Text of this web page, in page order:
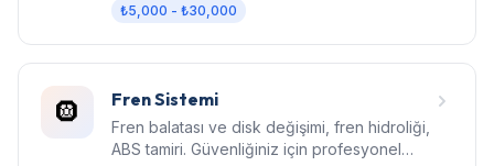
₺5,000 - ₺30,000
🛞 Fren Sistemi
Fren balatası ve disk değişimi, fren hidroliği,
ABS tamiri. Güvenliğiniz için profesyonel